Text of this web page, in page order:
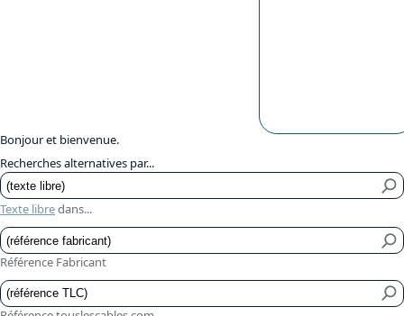
Bonjour et bienvenue.
Recherches alternatives par...
Texte libredans...
Référence Fabricant